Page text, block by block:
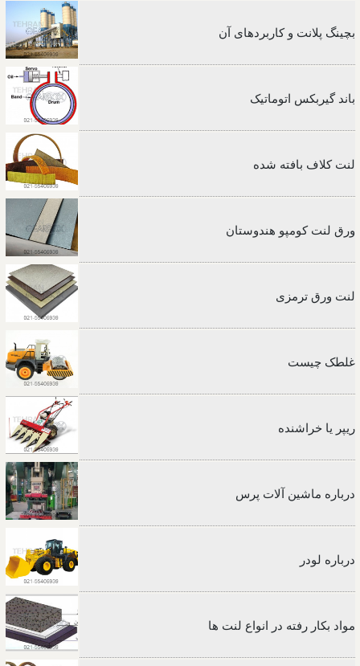
بچینگ پلانت و کاربردهای آن
باند گیربکس اتوماتیک
لنت کلاف بافته شده
ورق لنت کومپو هندوستان
لنت ورق ترمزی
غلطک چیست
ریپر یا خراشنده
درباره ماشین آلات پرس
درباره لودر
مواد بکار رفته در انواع لنت ها